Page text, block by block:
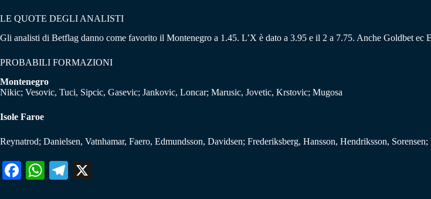
LE QUOTE DEGLI ANALISTI
Gli analisti di Betflag danno come favorito il Montenegro a 1.45. L’X è dato a 3.95 e il 2 a 7.75. Anche Goldbet ec
PROBABILI FORMAZIONI
Montenegro
Nikic; Vesovic, Tuci, Sipcic, Gasevic; Jankovic, Loncar; Marusic, Jovetic, Krstovic; Mugosa
Isole Faroe
Reynatrod; Danielsen, Vatnhamar, Faero, Edmundsson, Davidsen; Frederiksberg, Hansson, Hendriksson, Sorensen;
Fa W
Te